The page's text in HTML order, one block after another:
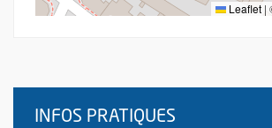
Leaflet |
INFOS PRATIQUES